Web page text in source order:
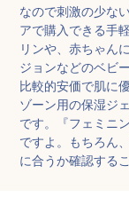
なので刺激の少な
アで購入できる手
リンや、赤ちゃん
ジョンなどのベビ
比較的安価で肌に
ゾーン用の保湿ジ
です。『フェミニ
ですよ。もちろん
に合うか確認する